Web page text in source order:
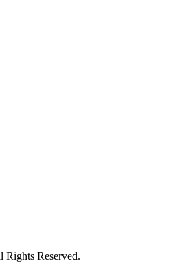
Reserved.